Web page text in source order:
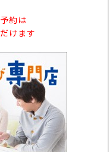
約は
けます